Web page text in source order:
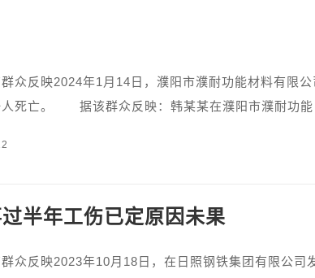
反映2024年1月14日，濮阳市濮耐功能材料有限公
人死亡。 据该群众反映：韩某某在濮阳市濮耐功能
半年工伤已定原因未果
反映2023年10月18日，在日照钢铁集团有限公司